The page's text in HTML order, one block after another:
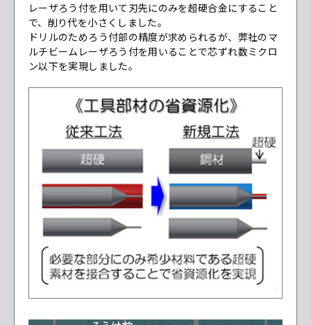
レーザろう付を用いて刃先にのみを超硬合金にすること
で、削り代を小さくしました。
ドリルのためろう付部の精度が求められるが、弊社のマ
ルチビームレーザろう付を用いることで芯ずれ数ミクロ
ン以下を実現しました。